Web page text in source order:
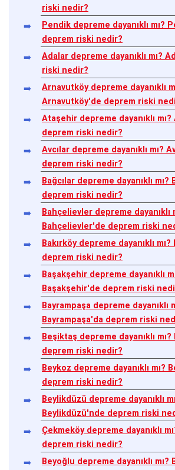
riski nedir?
Pendik depreme dayanıklı mı?
deprem riski nedir?
Adalar depreme dayanıklı mı?
riski nedir?
Arnavutköy depreme dayanıklı
Arnavutköy'de deprem riski
Ataşehir depreme dayanıklı
deprem riski nedir?
Avcılar depreme dayanıklı mı?
deprem riski nedir?
Bağcılar depreme dayanıklı mı?
deprem riski nedir?
Bahçelievler depreme dayanıklı
Bahçelievler'de deprem riski
Bakırköy depreme dayanıklı
deprem riski nedir?
Başakşehir depreme dayanıklı
Başakşehir'de deprem riski
Bayrampaşa depreme dayanıklı
Bayrampaşa'da deprem riski
Beşiktaş depreme dayanıklı
deprem riski nedir?
Beykoz depreme dayanıklı mı?
deprem riski nedir?
Beylikdüzü depreme dayanıklı
Beylikdüzü'nde deprem riski
Çekmeköy depreme dayanıklı
deprem riski nedir?
Beyoğlu depreme dayanıklı